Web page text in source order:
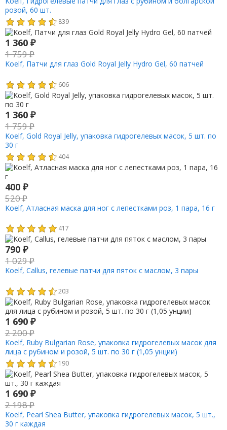
розой, 60 шт.
839
1 360 ₽
1 759₽
Koelf, Патчи для глаз Gold Royal Jelly Hydro Gel, 60 патчей
606
1 360 ₽
1 759₽
Koelf, Gold Royal Jelly, упаковка гидрогелевых масок, 5 шт. по
30 г
404
400 ₽
520₽
Koelf, Атласная маска для ног с лепестками роз, 1 пара, 16 г
417
790 ₽
1 029₽
Koelf, Callus, гелевые патчи для пяток с маслом, 3 пары
203
1 690 ₽
2 200₽
Koelf, Ruby Bulgarian Rose, упаковка гидрогелевых масок для
лица с рубином и розой, 5 шт. по 30 г (1,05 унции)
190
1 690 ₽
2 198₽
Koelf, Pearl Shea Butter, упаковка гидрогелевых масок, 5 шт.,
30 г каждая